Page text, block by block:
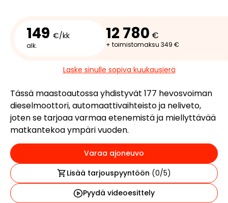
149 €/kk
alk.
12 780 €
+ toimistomaksu 349 €
Laske sinulle sopiva kuukausierä
Tässä maastoautossa yhdistyvät 177 hevosvoiman
dieselmoottori, automaattivaihteisto ja neliveto,
joten se tarjoaa varmaa etenemistä ja miellyttävää
matkantekoa ympäri vuoden.
Varaa ajoneuvo
Lisää tarjouspyyntöön (0/5)
Pyydä videoesittely